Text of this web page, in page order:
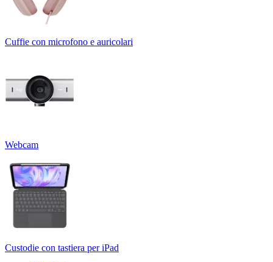
Cuffie con microfono e auricolari
Webcam
Custodie con tastiera per iPad